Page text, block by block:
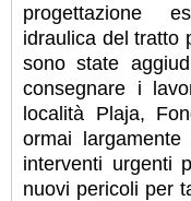
progettazione
idraulica del tratto
sono state
consegnare i
località Plaja,
ormai
interventi urgenti
nuovi pericoli per